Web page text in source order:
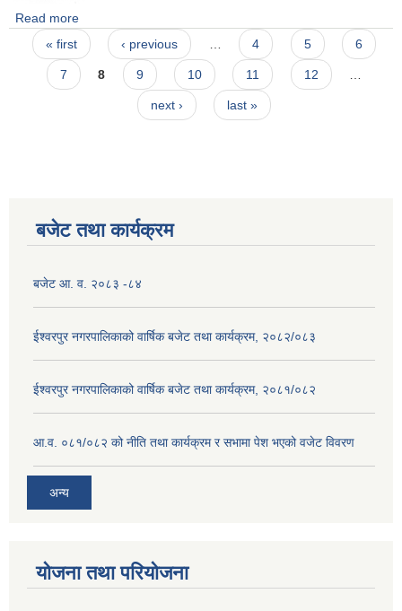
Read more
Pages
« first ‹ previous … 4 5 6
7 8 9 10 11 12 …
next › last »
बजेट तथा कार्यक्रम
बजेट आ. व. २०८३ -८४
ईश्वरपुर नगरपालिकाको वार्षिक बजेट तथा कार्यक्रम, २०८२/०८३
ईश्वरपुर नगरपालिकाको वार्षिक बजेट तथा कार्यक्रम, २०८१/०८२
आ.व. ०८१/०८२ को नीति तथा कार्यक्रम र सभामा पेश भएको वजेट विवरण
अन्य
योजना तथा परियोजना